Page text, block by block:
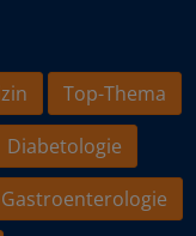
Top-Thema
Diabetologie
Gastroenterologie